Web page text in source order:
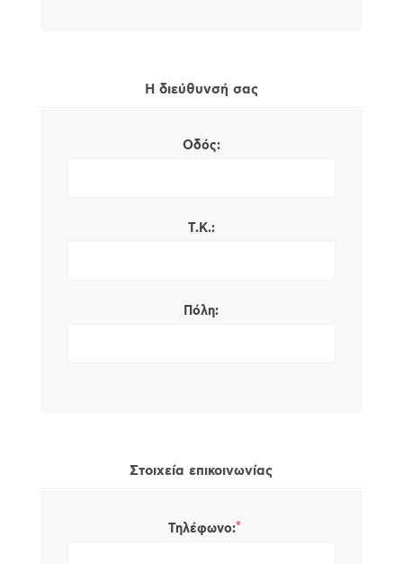
Η διεύθυνσή σας
Οδός:
Τ.Κ.:
Πόλη:
Στοιχεία επικοινωνίας
Τηλέφωνο:*